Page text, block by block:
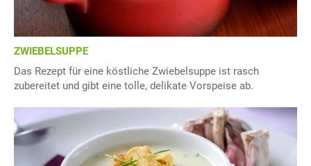
ZWIEBELSUPPE
Das Rezept für eine köstliche Zwiebelsuppe ist rasch
zubereitet und gibt eine tolle, delikate Vorspeise ab.